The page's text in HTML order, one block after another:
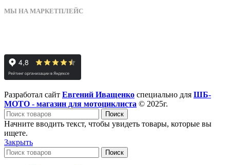
МЫ НА МАРКЕТПЛЕЙС
Разработал сайт Евгений Иващенко специально для ШБ-
МОТО - магазин для мотоциклиста © 2025г.
Поиск
Начните вводить текст, чтобы увидеть товары, которые вы
ищете.
Закрыть
Поиск